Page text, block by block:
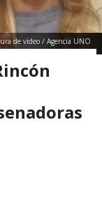
de video / Agencia UNO